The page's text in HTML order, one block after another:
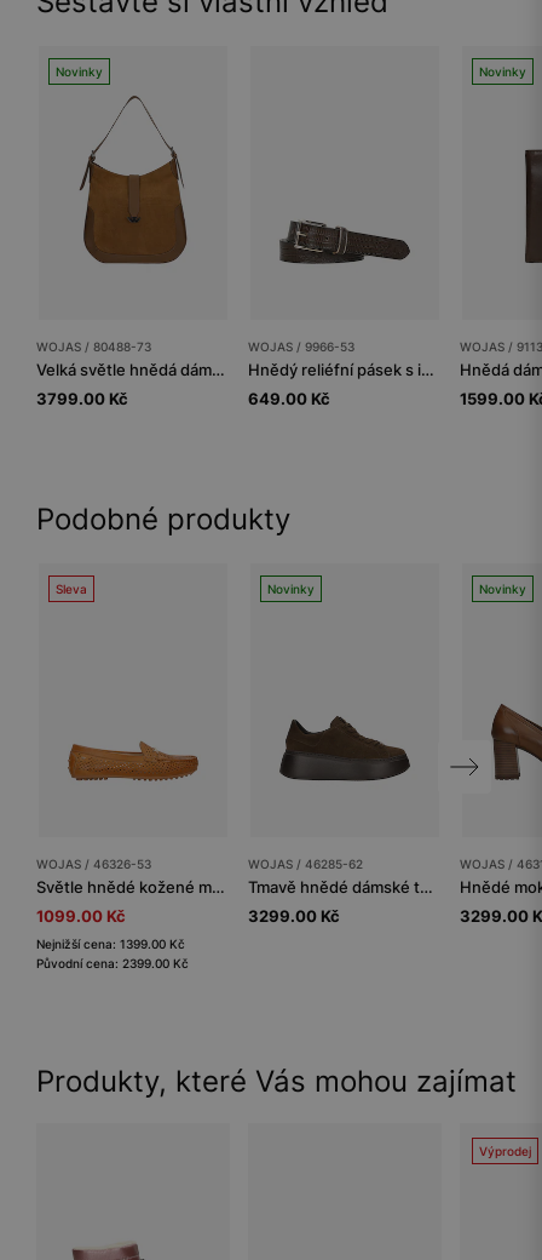
Novinky
WOJAS / 80488-73
Velká světle hnědá dámská kabelka z kombinované kůže
3799.00 Kč
WOJAS / 9966-53
Hnědý reliéfní pásek s imitací krokodýlí kůže se zlatými doplňky
649.00 Kč
Novinky
WOJAS /
1599.00
Podobné produkty
Sleva
WOJAS / 46326-53
Světle hnědé kožené mokasíny s perforací
1099.00 Kč
Nejnižší cena: 1399.00 Kč
Původní cena: 2399.00 Kč
Novinky
WOJAS / 46285-62
Tmavě hnědé dámské tenisky na platformě
3299.00 Kč
Novinky
WOJAS /
3299.00
Produkty, které Vás mohou zajímat
Výprodej